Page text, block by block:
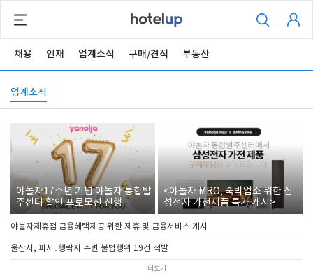
채용 인재 업계소식 구매/견적 부동산
업계소식
야놀자17주년 기념 야놀자 통합발
주센터 할인 프로모션 진행
<야놀자 MRO, 숙박업소 위한 삼
성전자 가전제품 특가 개시>
야놀자제휴점 금융혜택제공 위한 제휴 및 금융서비스 게시
울산시, 피서․행락지 주변 불법행위 19건 적발
더보기